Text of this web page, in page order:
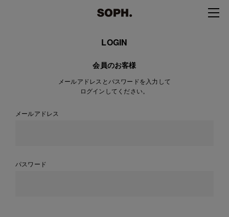
LOGIN
会員のお客様
メールアドレスとパスワードを入力して
ログインしてください。
メールアドレス
パスワード